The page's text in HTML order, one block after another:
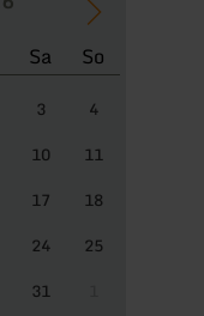
Sa So
3
4
10
11
17
18
24
25
31